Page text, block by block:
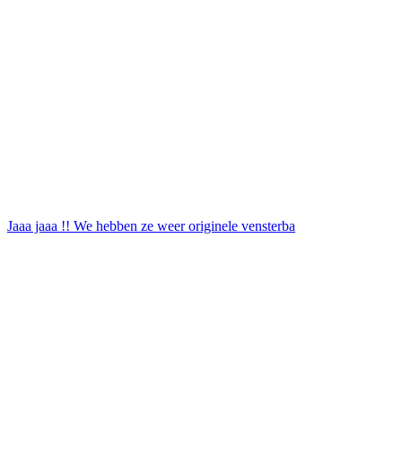
Jaaa jaaa !! We hebben ze weer originele vensterba